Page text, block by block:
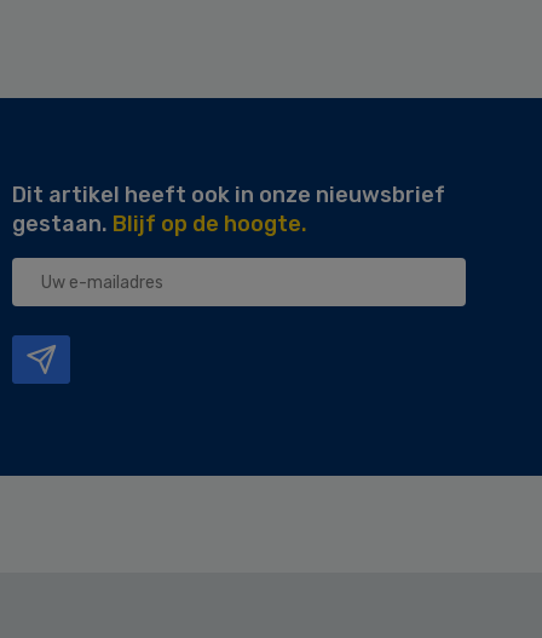
Dit artikel heeft ook in onze nieuwsbrief
gestaan. Blijf op de hoogte.
Uw